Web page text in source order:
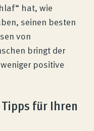
hat, wie
seinen besten
von
bringt der
positive
für Ihren